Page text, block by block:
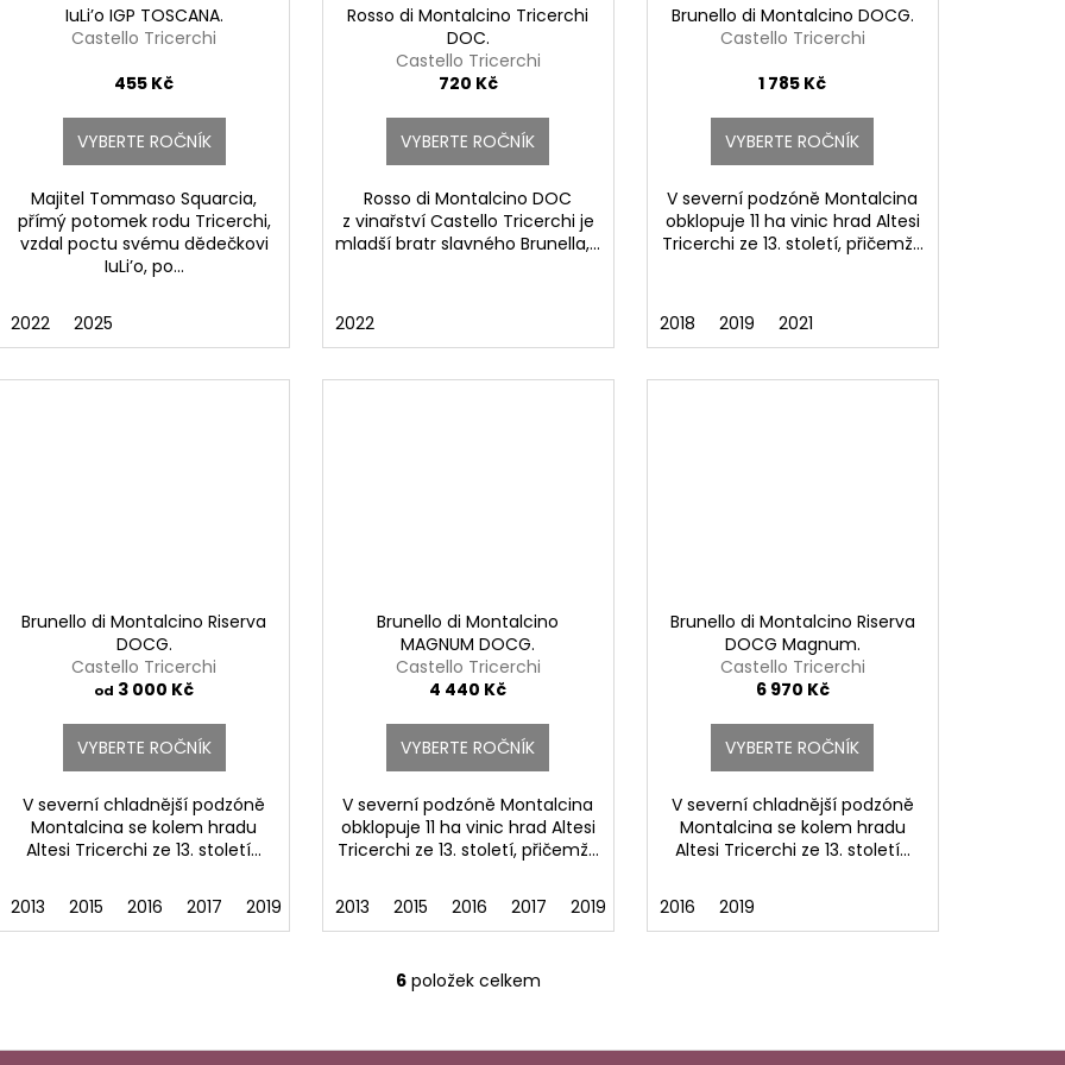
IuLi’o IGP TOSCANA.
Castello Tricerchi
455 Kč
VYBERTE ROČNÍK
Majitel Tommaso Squarcia,
přímý potomek rodu Tricerchi,
vzdal poctu svému dědečkovi
IuLi’o, po...
2022 2025
Rosso di Montalcino Tricerchi
DOC.
Castello Tricerchi
720 Kč
VYBERTE ROČNÍK
Rosso di Montalcino DOC
z vinařství Castello Tricerchi je
mladší bratr slavného Brunella,...
2022
Brunello di Montalcino DOCG.
Castello Tricerchi
1 785 Kč
VYBERTE ROČNÍK
V severní podzóně Montalcina
obklopuje 11 ha vinic hrad Altesi
Tricerchi ze 13. století, přičemž...
2018 2019 2021
Brunello di Montalcino Riserva
DOCG.
Castello Tricerchi
od 3 000 Kč
VYBERTE ROČNÍK
V severní chladnější podzóně
Montalcina se kolem hradu
Altesi Tricerchi ze 13. století...
2013 2015 2016 2017 2019 2021
Brunello di Montalcino
MAGNUM DOCG.
Castello Tricerchi
4 440 Kč
VYBERTE ROČNÍK
V severní podzóně Montalcina
obklopuje 11 ha vinic hrad Altesi
Tricerchi ze 13. století, přičemž...
2013 2015 2016 2017 2019
Brunello di Montalcino Riserva
DOCG Magnum.
Castello Tricerchi
6 970 Kč
VYBERTE ROČNÍK
V severní chladnější podzóně
Montalcina se kolem hradu
Altesi Tricerchi ze 13. století...
2016 2019
O
l
6 položek celkem